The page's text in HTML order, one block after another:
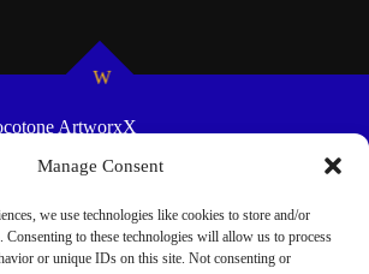
Manage Consent
we use technologies like cookies to store and/or
Consenting to these technologies will allow us to process
or unique IDs on this site. Not consenting or
ArtworxX
SCHEDULES
COOKIE POLICY